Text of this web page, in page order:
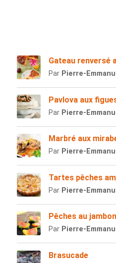
Gateau renversé
Par Pierre-
Pavlova aux
Par Pierre-
Marbré aux
Par Pierre-
Tartes pêches
Par Pierre-
Pêches au
Par Pierre-
Brasucade